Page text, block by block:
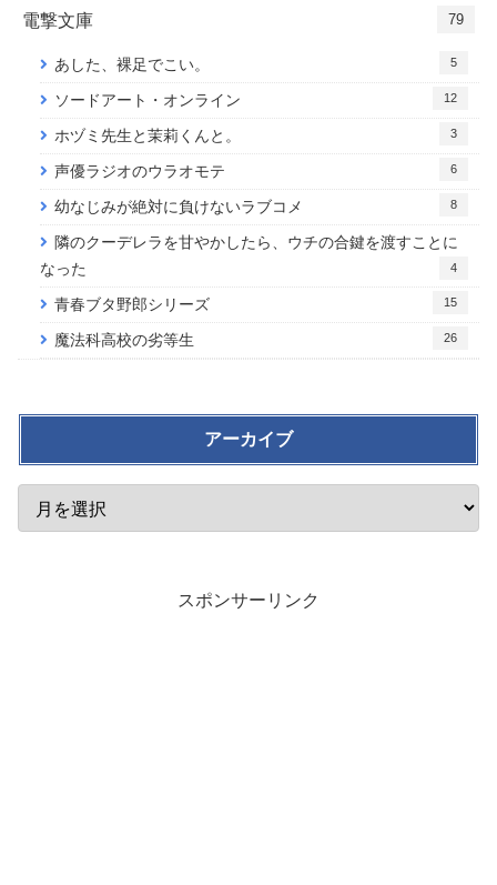
電撃文庫 79
あした、裸足でこい。 5
ソードアート・オンライン 12
ホヅミ先生と茉莉くんと。 3
声優ラジオのウラオモテ 6
幼なじみが絶対に負けないラブコメ 8
隣のクーデレラを甘やかしたら、ウチの合鍵を渡すことに
なった
4
青春ブタ野郎シリーズ 15
魔法科高校の劣等生 26
アーカイブ
スポンサーリンク